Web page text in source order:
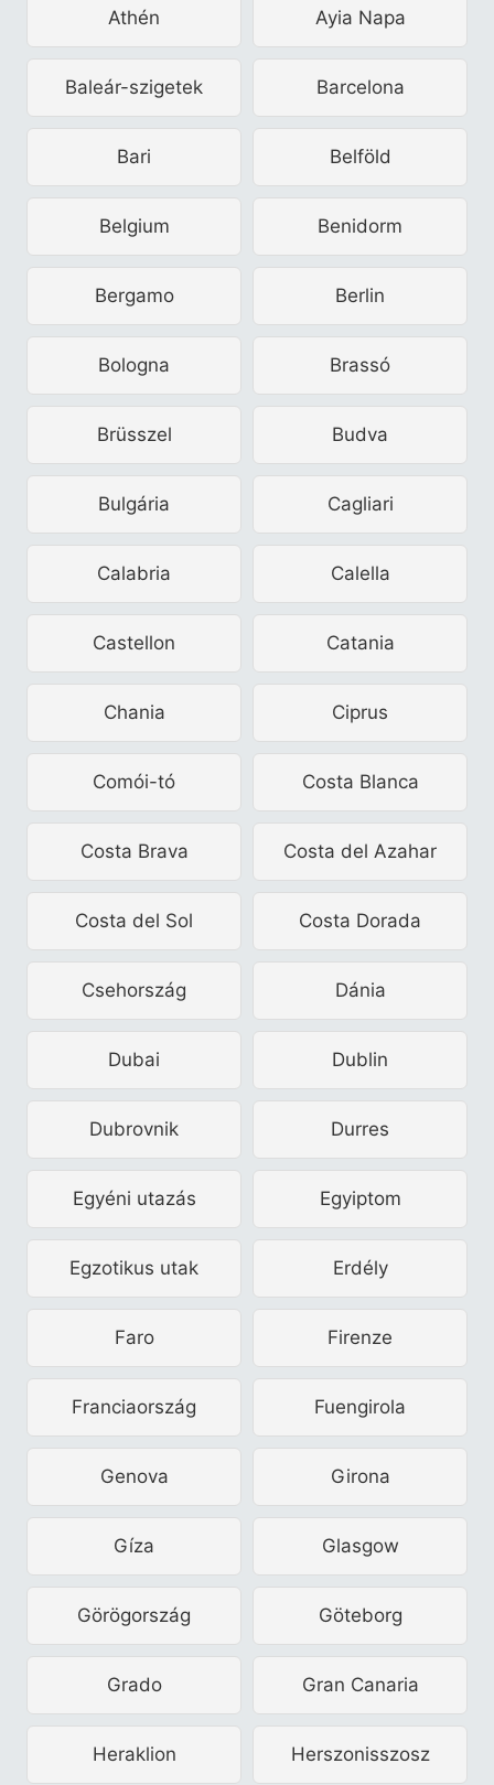
Athén Ayia Napa
Baleár-szigetek Barcelona
Bari Belföld
Belgium Benidorm
Bergamo Berlin
Bologna Brassó
Brüsszel Budva
Bulgária Cagliari
Calabria Calella
Castellon Catania
Chania Ciprus
Comói-tó Costa Blanca
Costa Brava Costa del Azahar
Costa del Sol Costa Dorada
Csehország Dánia
Dubai Dublin
Dubrovnik Durres
Egyéni utazás Egyiptom
Egzotikus utak Erdély
Faro Firenze
Franciaország Fuengirola
Genova Girona
Gíza Glasgow
Görögország Göteborg
Grado Gran Canaria
Heraklion Herszonisszosz